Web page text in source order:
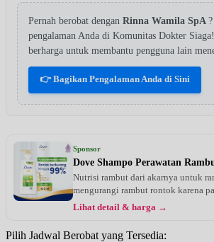
Pernah berobat dengan Rinna Wamila SpA
pengalaman Anda di Komunitas Dokter
berharga untuk membantu pengguna lain
👉 Bagikan Pengalaman Anda di Sini
Sponsor
Dove Shampo Perawatan
Nutrisi rambut dari akarnya untuk
mengurangi rambut rontok karena
Lihat detail & harga →
Pilih Jadwal Berobat yang Tersedia: